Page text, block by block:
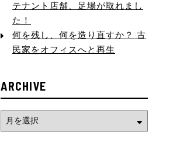
テナント店舗、足場が取れまし
た！
何を残し、何を造り直すか？ 古
民家をオフィスへと再生
ARCHIVE